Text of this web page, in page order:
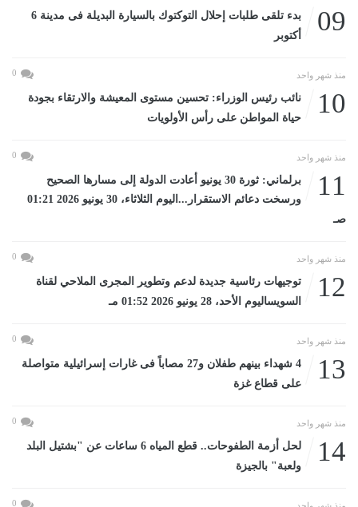
09
بدء تلقى طلبات إحلال التوكتوك بالسيارة البديلة فى مدينة 6
أكتوبر
منذ شهر واحد 0
10
نائب رئيس الوزراء: تحسين مستوى المعيشة والارتقاء بجودة
حياة المواطن على رأس الأولويات
منذ شهر واحد 0
11
برلماني: ثورة 30 يونيو أعادت الدولة إلى مسارها الصحيح
ورسخت دعائم الاستقرار...اليوم الثلاثاء، 30 يونيو 2026 01:21
صـ
منذ شهر واحد 0
12
توجيهات رئاسية جديدة لدعم وتطوير المجرى الملاحي لقناة
السويساليوم الأحد، 28 يونيو 2026 01:52 مـ
منذ شهر واحد 0
13
4 شهداء بينهم طفلان و27 مصاباً فى غارات إسرائيلية متواصلة
على قطاع غزة
منذ شهر واحد 0
14
لحل أزمة الطفوحات.. قطع المياه 6 ساعات عن "بشتيل البلد
ولعبة" بالجيزة
0